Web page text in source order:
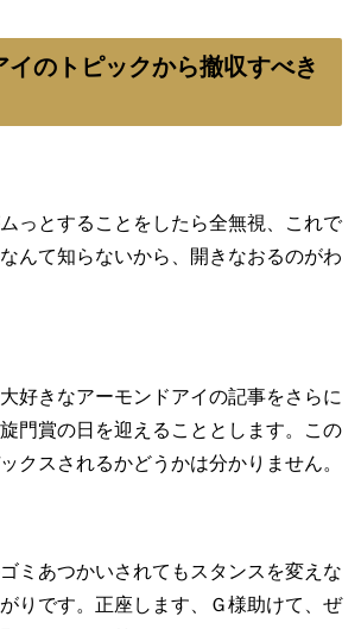
イのトピックから撤収すべき
っとすることをしたら全無視、これで
んて知らないから、開きなおるのがわ
好きなアーモンドアイの記事をさらに
門賞の日を迎えることとします。この
クスされるかどうかは分かりません。
ミあつかいされてもスタンスを変えな
りです。正座します、Ｇ様助けて、ぜ